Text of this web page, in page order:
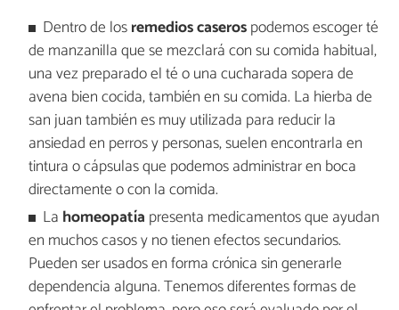
Dentro de losremedios caserospodemos escoger té
de manzanilla que se mezclará con su comida habitual,
una vez preparado el té o una cucharada sopera de
avena bien cocida, también en su comida. La hierba de
san juan también es muy utilizada para reducir la
ansiedad en perros y personas, suelen encontrarla en
tintura o cápsulas que podemos administrar en boca
directamente o con la comida.
La homeopatía presenta medicamentos que ayudan
en muchos casos y no tienen efectos secundarios.
Pueden ser usados en forma crónica sin generarle
dependencia alguna. Tenemos diferentes formas de